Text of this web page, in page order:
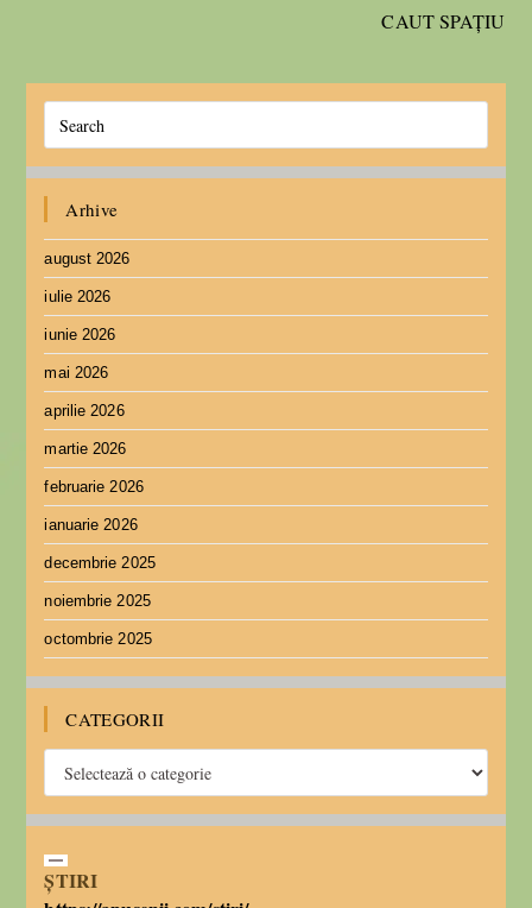
CAUT SPAȚIU
Arhive
august 2026
iulie 2026
iunie 2026
mai 2026
aprilie 2026
martie 2026
februarie 2026
ianuarie 2026
decembrie 2025
noiembrie 2025
octombrie 2025
CATEGORII
ȘTIRI